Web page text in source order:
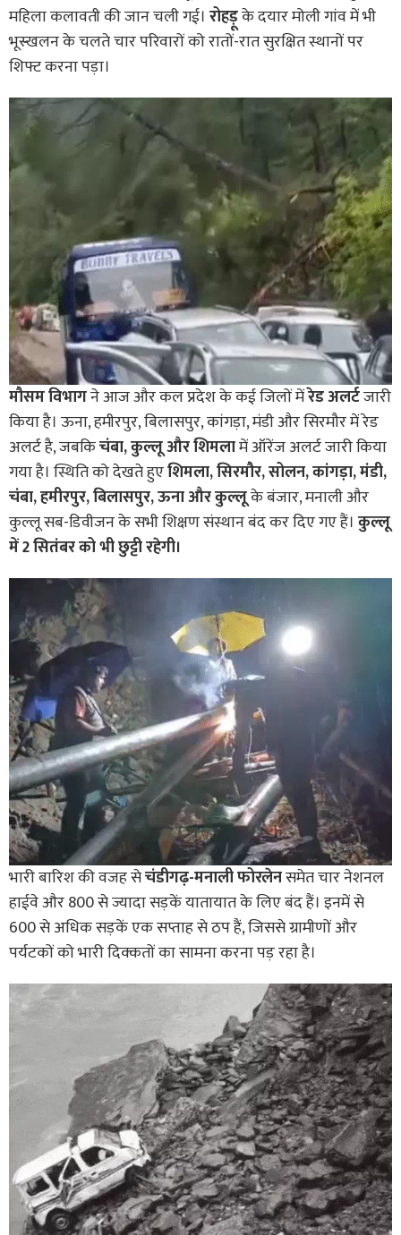
महिला कलावती की जान चली गई। रोहड़ूके दयार मोली गांव में भी
भूस्खलन के चलते चार परिवारों को रातों-रात सुरक्षित स्थानों पर
शिफ्ट करना पड़ा।
मौसम विभागने आज और कल प्रदेश के कई जिलों मेंरेड अलर्टजारी
किया है। ऊना, हमीरपुर, बिलासपुर, कांगड़ा, मंडी और सिरमौर में रेड
अलर्ट है, जबकिचंबा, कुल्लू और शिमलामें ऑरेंज अलर्ट जारी किया
गया है। स्थिति को देखते हुएशिमला, सिरमौर, सोलन, कांगड़ा, मंडी,
चंबा, हमीरपुर, बिलासपुर, ऊना और कुल्लूके बंजार, मनाली और
कुल्लू सब-डिवीजन के सभी शिक्षण संस्थान बंद कर दिए गए हैं। कुल्लू
में 2 सितंबर को भी छुट्टी रहेगी।
भारी बारिश की वजह सेचंडीगढ़-मनाली फोरलेनसमेत चार नेशनल
हाईवे और 800 से ज्यादा सड़कें यातायात के लिए बंद हैं। इनमें से
600 से अधिक सड़कें एक सप्ताह से ठप हैं, जिससे ग्रामीणों और
पर्यटकों को भारी दिक्कतों का सामना करना पड़ रहा है।